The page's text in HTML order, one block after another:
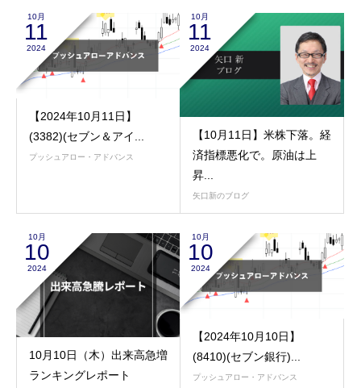
10月
11
2024
【2024年10月11日】
(3382)(セブン＆アイ...
プッシュアロー・アドバンス
10月
11
2024
【10月11日】米株下落。経
済指標悪化で。原油は上
昇...
矢口新のブログ
10月
10
2024
10月10日（木）出来高急増
ランキングレポート
10月
10
2024
【2024年10月10日】
(8410)(セブン銀行)...
プッシュアロー・アドバンス